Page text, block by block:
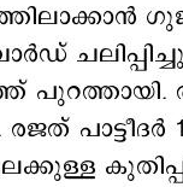
പുറത്തായി.
രജത്